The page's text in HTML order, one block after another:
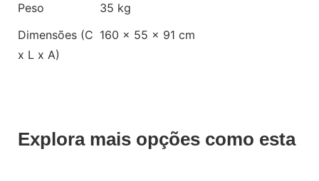
Peso
35 kg
Dimensões (C
x L x A)
160 × 55 × 91 cm
Explora mais opções como esta